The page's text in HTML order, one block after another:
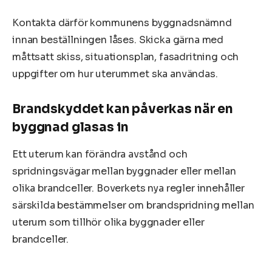
Kontakta därför kommunens byggnadsnämnd
innan beställningen låses. Skicka gärna med
måttsatt skiss, situationsplan, fasadritning och
uppgifter om hur uterummet ska användas.
Brandskyddet kan påverkas när en
byggnad glasas in
Ett uterum kan förändra avstånd och
spridningsvägar mellan byggnader eller mellan
olika brandceller. Boverkets nya regler innehåller
särskilda bestämmelser om brandspridning mellan
uterum som tillhör olika byggnader eller
brandceller.